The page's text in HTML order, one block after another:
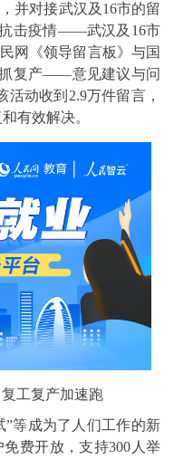
并对接武汉及16市的留
击疫情——武汉及16市
网《领导留言板》与国
复产——意见建议与问
活动收到2.9万件留言，
有效解决。
工复产加速跑
”等成为了人们工作的新
费开放，支持300人举